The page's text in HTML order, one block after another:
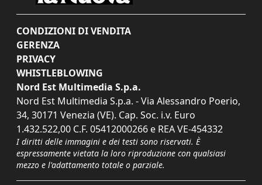
CONDIZIONI DI VENDITA
GERENZA
PRIVACY
WHISTLEBLOWING
Nord Est Multimedia S.p.a.
Nord Est Multimedia S.p.a. - Via Alessandro Poerio,
34, 30171 Venezia (VE). Cap. Soc. i.v. Euro
1.432.522,00 C.F. 05412000266 e REA VE-454332
I diritti delle immagini e dei testi sono riservati. È
espressamente vietata la loro riproduzione con qualsiasi
mezzo e l'adattamento totale o parziale.